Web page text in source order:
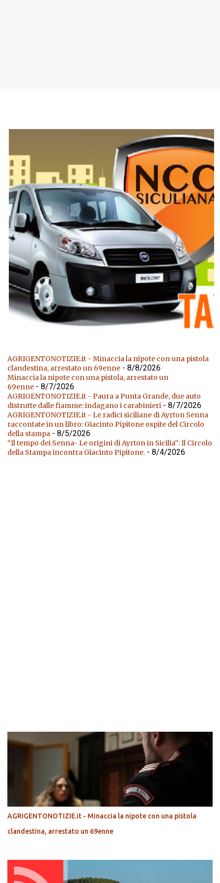
AGRIGENTONOTIZIE.it - Minaccia la nipote con una pistola
clandestina, arrestato un 69enne - 8/8/2026
Minaccia la nipote con una pistola, arrestato un
69enne - 8/7/2026
AGRIGENTONOTIZIE.it - Paura a Punta Grande, due auto
distrutte dalle fiamme: indagano i carabinieri - 8/7/2026
AGRIGENTONOTIZIE.it - Le radici siciliane di Ayrton Senna
raccontate in un libro: Giacinto Pipitone ospite del Circolo
della stampa - 8/5/2026
“Il tempo dei Senna- Le origini di Ayrton in Sicilia”: Il Circolo
della Stampa incontra Giacinto Pipitone. - 8/4/2026
AGRIGENTONOTIZIE.it - Minaccia la nipote con una pistola
clandestina, arrestato un 69enne